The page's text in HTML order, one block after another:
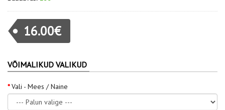
16.00€
VÕIMALIKUD VALIKUD
Vali - Mees / Naine